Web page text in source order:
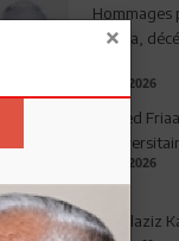
Hommages
Amara,
03.08.2026
Ahmed
04.08.2026
Abdelaziz